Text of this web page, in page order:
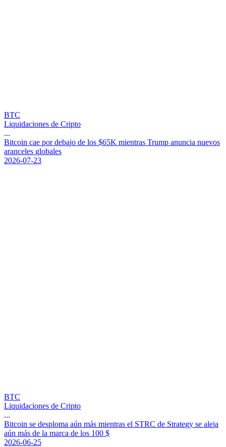
BTC
Liquidaciones de Cripto
...
Bitcoin cae por debajo de los $65K mientras Trump anuncia nuevos
aranceles globales
2026-07-23
BTC
Liquidaciones de Cripto
...
Bitcoin se desploma aún más mientras el STRC de Strategy se aleja
aún más de la marca de los 100 $
2026-06-25